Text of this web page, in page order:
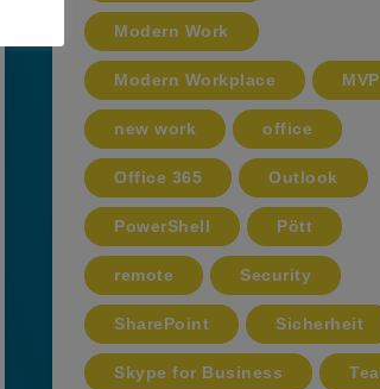
Modern Work
Modern Workplace MVP
new work office
Office 365 Outlook
PowerShell Pött
remote Security
SharePoint Sicherheit
Skype for Business